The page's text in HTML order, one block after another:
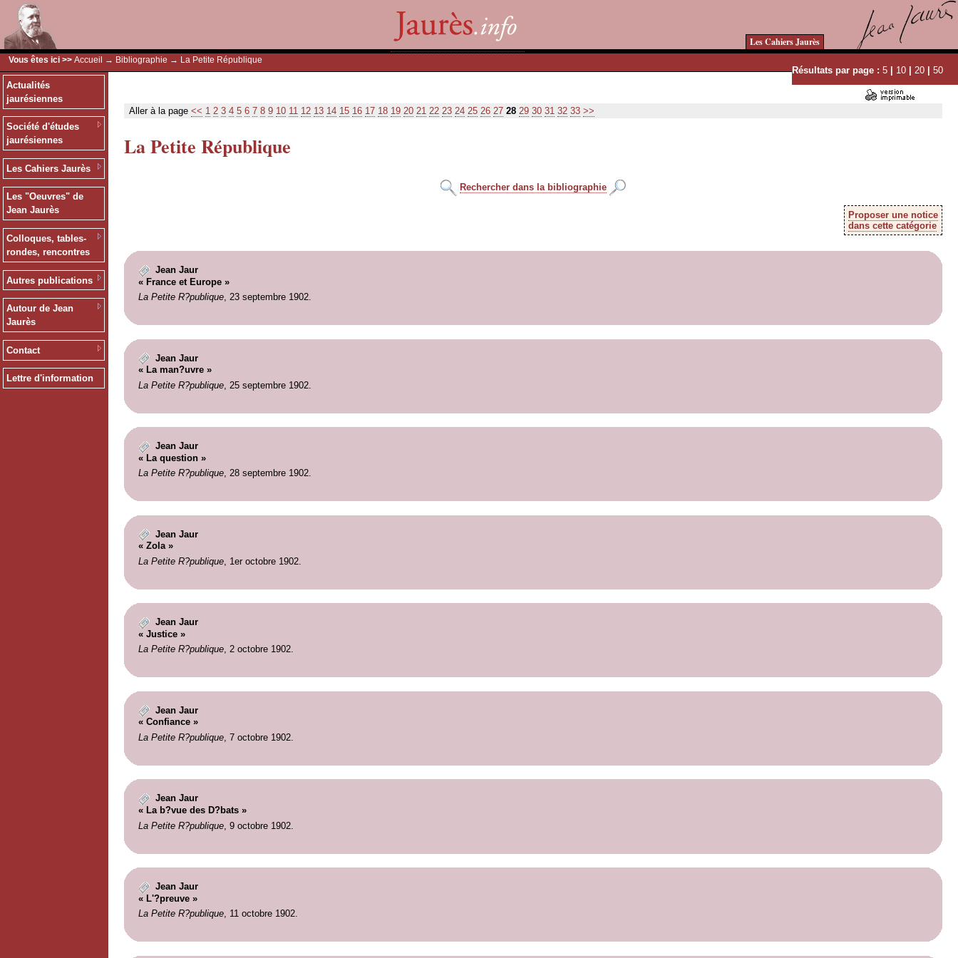
Les Cahiers Jaurès
Vous êtes ici >> Accueil → Bibliographie → La Petite République
Résultats par page : 5 | 10 | 20 | 50
Actualités
jaurésiennes
Société d'études
jaurésiennes
Les Cahiers Jaurès
Les "Oeuvres" de
Jean Jaurès
Colloques, tables-
rondes, rencontres
Autres publications
Autour de Jean
Jaurès
Contact
Lettre d'information
Aller à la page << 1 2 3 4 5 6 7 8 9 10 11 12 13 14 15 16 17 18 19 20 21 22 23 24 25 26 27 28 29 30 31 32 33 >>
La Petite République
Rechercher dans la bibliographie
Proposer une notice
dans cette catégorie
Jean Jaur
« France et Europe »
La Petite R?publique, 23 septembre 1902.
Jean Jaur
« La man?uvre »
La Petite R?publique, 25 septembre 1902.
Jean Jaur
« La question »
La Petite R?publique, 28 septembre 1902.
Jean Jaur
« Zola »
La Petite R?publique, 1er octobre 1902.
Jean Jaur
« Justice »
La Petite R?publique, 2 octobre 1902.
Jean Jaur
« Confiance »
La Petite R?publique, 7 octobre 1902.
Jean Jaur
« La b?vue des D?bats »
La Petite R?publique, 9 octobre 1902.
Jean Jaur
« L'?preuve »
La Petite R?publique, 11 octobre 1902.